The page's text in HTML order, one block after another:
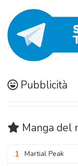
Pubblicità
Manga del
1 Martial Peak